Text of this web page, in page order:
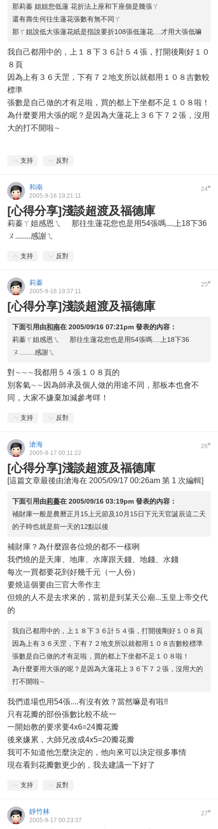
那莉蓁 姐姐您低蓮 花折法上座和下座個是幾張ㄚ
還有壽生何往生蓮花張數有無不同ㄚ
那ㄚ姐說低大張蓮花紙是指說要折108張低蓮花....才用大張低嘛
我自己都用中的，上１８下３６計５４張，打開後剛好１０
８頁
因為上有３６天罡，下有７２地支所以就都用１０８吉數較
標準
張數是自己做的才有足啦，買的都上下坐都不足１０８啦！
為什麼要用大張的呢？是因為大蓮花上３６下７２張，沒用
大的打不開啦∼
支持 反對
24#
和南
2005-9-16 19:21:11
[心得分享]淺談超渡及福德庫
莉蓁ㄚ姐感恩ㄟ 那往生蓮花您也是用54張嗎....上18下36
ㄡ........感謝ㄟ
支持 反對
25#
莉蓁
2005-9-16 19:37:11
[心得分享]淺談超渡及福德庫
下面引用由和南在 2005/09/16 07:21pm 發表的內容：
莉蓁ㄚ姐感恩ㄟ 那往生蓮花您也是用54張嗎....上18下36
ㄡ........感謝ㄟ
對∼∼∼我都用５４張１０８頁的
別客氣∼∼因為師承及個人做的用途不同，那板本也會不
同，大家不嫌棄加減參考咩！
支持 反對
26#
滄海
2005-9-17 00:11:22
[心得分享]淺談超渡及福德庫
[這篇文章最後由滄海在 2005/09/17 00:26am 第 1 次編輯]
下面引用由莉蓁在 2005/09/16 03:19pm 發表的內容：
補財庫一般是農曆正月15上元節及10月15日下元天官誕辰這二天
的子時也就是前一天的12點以後
補財庫？為什麼跟各位燒的都不一樣咧
我們燒的是天庫、地庫、水庫跟天錢、地錢、水錢
每次一買都要花到好幾千元（一人份）
要燒這個要由三官大帝作主
但燒的人不是去求來的，當初是到某天公廟...玉皇上帝交代
的
我自己都用中的，上１８下３６計５４張，打開後剛好１０８頁
因為上有３６天罡，下有７２地支所以就都用１０８吉數較標準
張數是自己做的才有足啦，買的都上下坐都不足１０８啦！
為什麼要用大張的呢？是因為大蓮花上３６下７２張，沒用大的
打不開啦∼
我們道場也用54張....有沒有效？當然嘛是有啦!!
只有花瓣的部份張數比較不統一
一開始教的要求要4x6=24瓣花瓣
後來嫌累，大師兄改成4x5=20瓣花瓣
我可不知道他怎麼決定的，他向來可以決定很多事情
現在看到花瓣數更少的，我去建議一下好了
支持 反對
27#
靜竹林
2005-9-17 00:23:37